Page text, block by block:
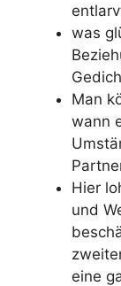
was
Man
wann
Hier
und
eine